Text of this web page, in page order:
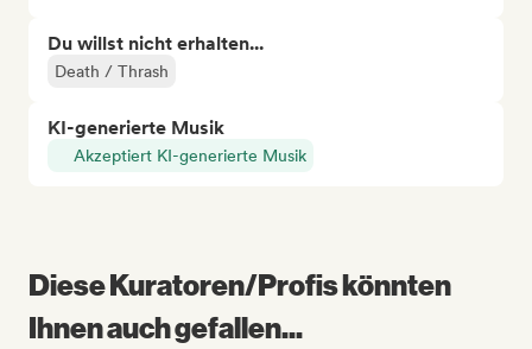
Du willst nicht erhalten...
Death / Thrash
KI-generierte Musik
Akzeptiert KI-generierte Musik
Diese Kuratoren/Profis könnten
Ihnen auch gefallen...